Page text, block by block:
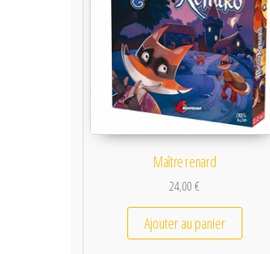
Maître renard
24,00€
Ajouter au panier